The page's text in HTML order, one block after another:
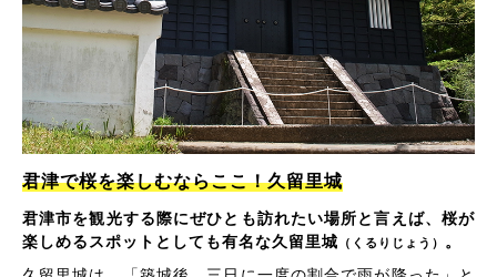
君津で桜を楽しむならここ！久留里城
君津市を観光する際にぜひとも訪れたい場所と言えば、桜が
楽しめるスポットとしても有名な久留里城 （くるりじょう） 。